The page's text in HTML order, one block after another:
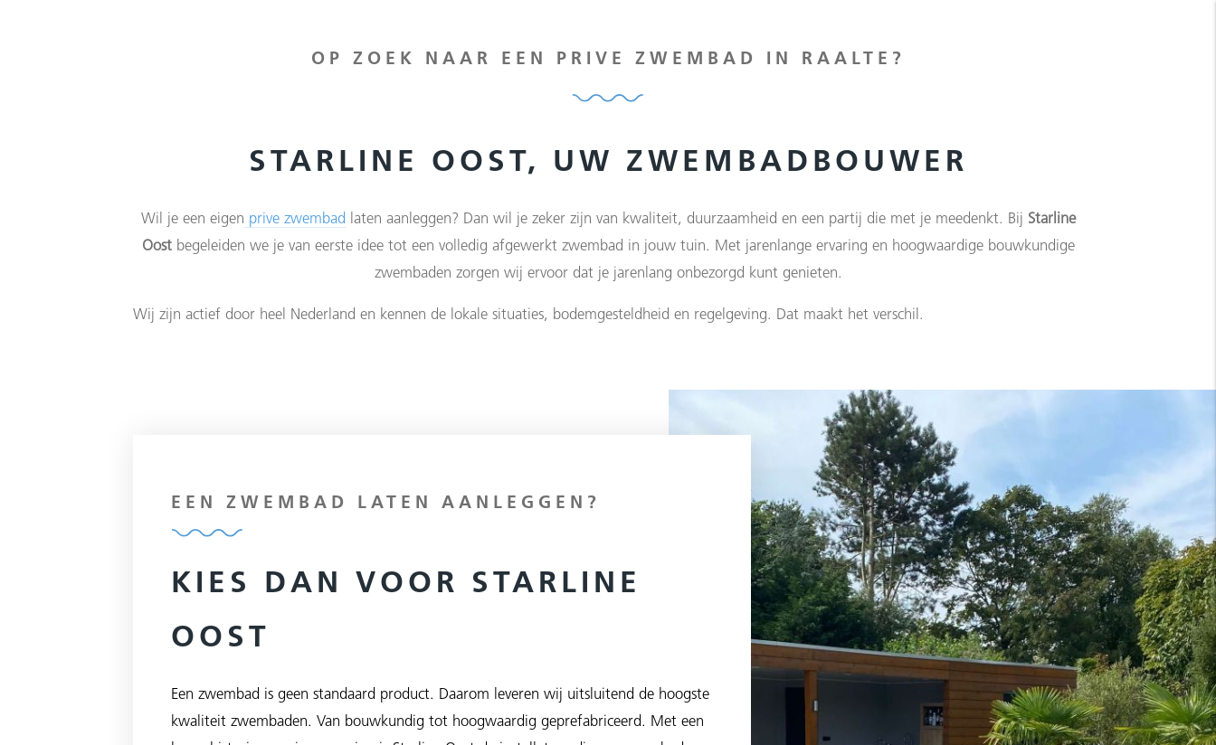
OP ZOEK NAAR EEN PRIVE ZWEMBAD IN RAALTE?
STARLINE OOST, UW ZWEMBADBOUWER
Wil je een eigen prive zwembad laten aanleggen? Dan wil je zeker zijn van kwaliteit, duurzaamheid en een partij die met je meedenkt. Bij Starline
Oostbegeleiden we je van eerste idee tot een volledig afgewerkt zwembad in jouw tuin. Met jarenlange ervaring en hoogwaardige bouwkundige
zwembaden zorgen wij ervoor dat je jarenlang onbezorgd kunt genieten.
Wij zijn actief door heel Nederland en kennen de lokale situaties, bodemgesteldheid en regelgeving. Dat maakt het verschil.
EEN ZWEMBAD LATEN AANLEGGEN?
KIES DAN VOOR STARLINE
OOST
Een zwembad is geen standaard product. Daarom leveren wij uitsluitend de hoogste
kwaliteit zwembaden. Van bouwkundig tot hoogwaardig geprefabriceerd. Met een